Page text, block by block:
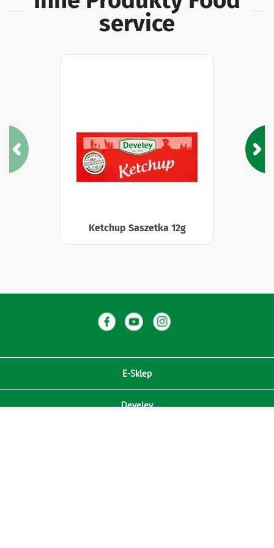
service
Ketchup Saszetka 12g
E-Sklep
Develey